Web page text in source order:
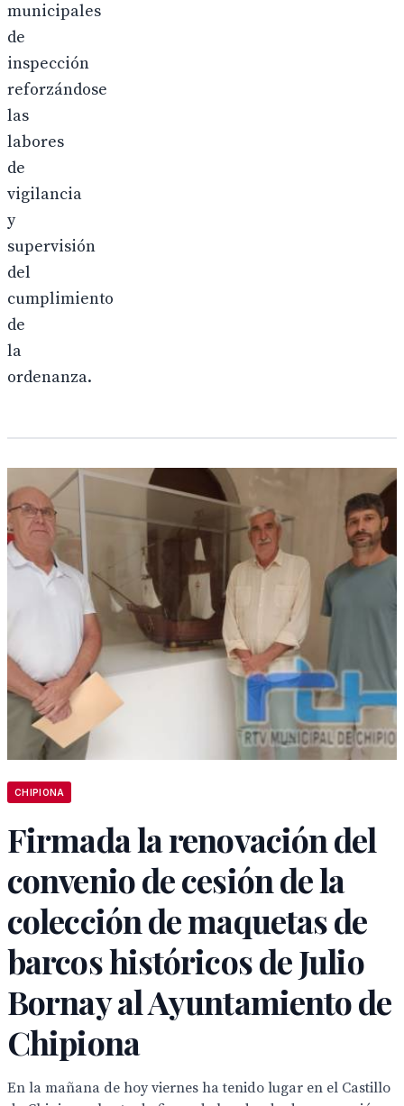
municipales
de
inspección
reforzándose
las
labores
de
vigilancia
y
supervisión
del
cumplimiento
de
la
ordenanza.
CHIPIONA
Firmada la renovación del
convenio de cesión de la
colección de maquetas de
barcos históricos de Julio
Bornay al Ayuntamiento de
Chipiona
En la mañana de hoy viernes ha tenido lugar en el Castillo